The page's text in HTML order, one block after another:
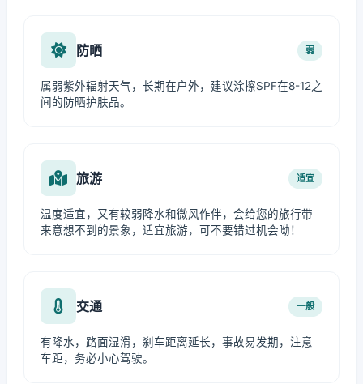
防晒 弱
属弱紫外辐射天气，长期在户外，建议涂擦SPF在8-12之
间的防晒护肤品。
旅游 适宜
温度适宜，又有较弱降水和微风作伴，会给您的旅行带
来意想不到的景象，适宜旅游，可不要错过机会呦！
交通 一般
有降水，路面湿滑，刹车距离延长，事故易发期，注意
车距，务必小心驾驶。